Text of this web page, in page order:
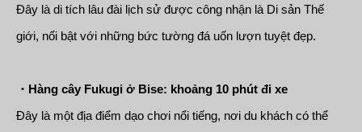
Đây là di tích lâu đài lịch sử được công nhận là Di sản Thế
giới, nổi bật với những bức tường đá uốn lượn tuyệt đẹp.
・Hàng cây Fukugi ở Bise: khoảng 10 phút đi xe
Đây là một địa điểm dạo chơi nổi tiếng, nơi du khách có thể